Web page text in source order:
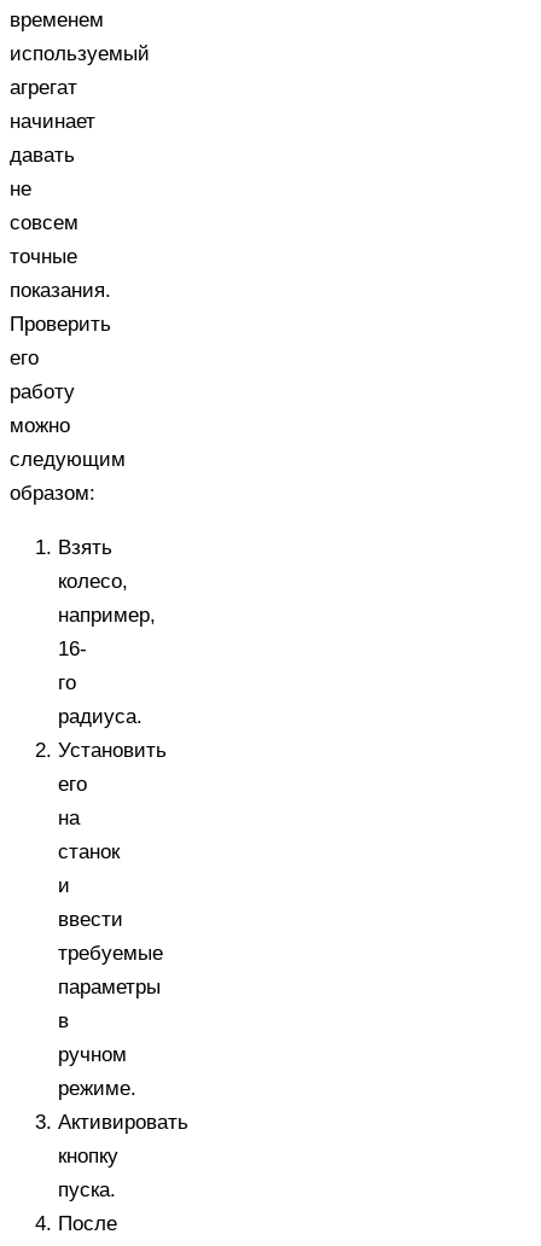
временем
используемый
агрегат
начинает
давать
не
совсем
точные
показания.
Проверить
его
работу
можно
следующим
образом:
Взять
колесо,
например,
16-
го
радиуса.
Установить
его
на
станок
и
ввести
требуемые
параметры
в
ручном
режиме.
Активировать
кнопку
пуска.
После